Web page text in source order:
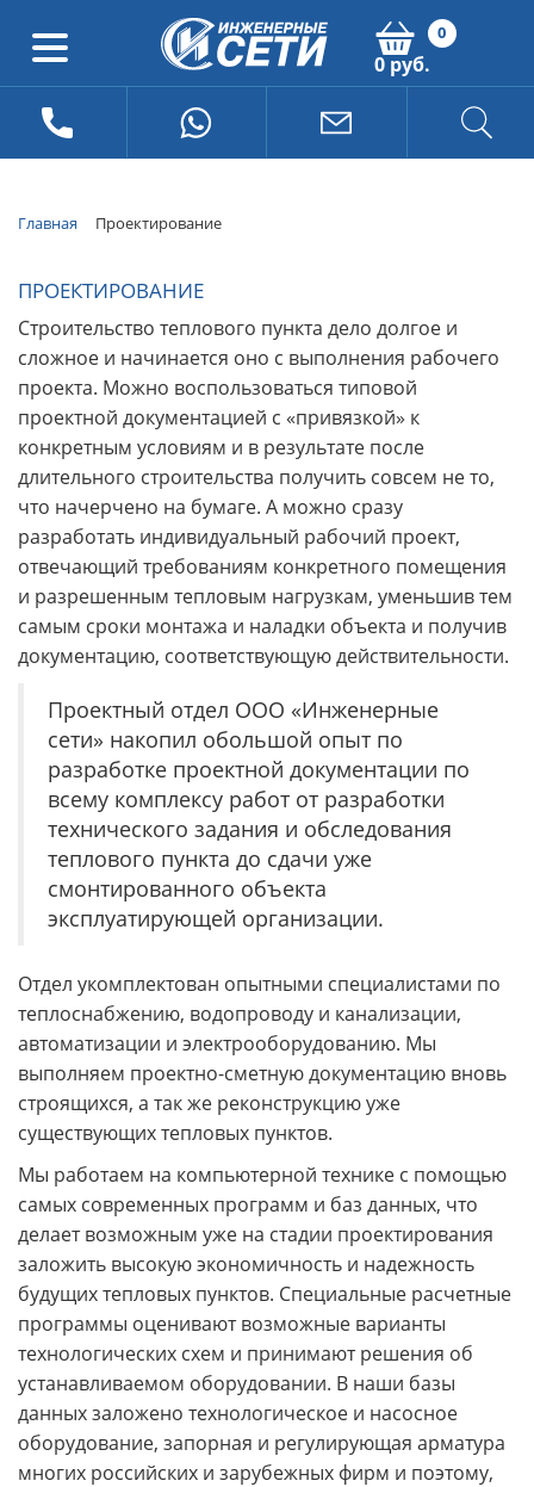
0
0 руб.
Главная Проектирование
ПРОЕКТИРОВАНИЕ
Строительство теплового пункта дело долгое и
сложное и начинается оно с выполнения рабочего
проекта. Можно воспользоваться типовой
проектной документацией с «привязкой» к
конкретным условиям и в результате после
длительного строительства получить совсем не то,
что начерчено на бумаге. А можно сразу
разработать индивидуальный рабочий проект,
отвечающий требованиям конкретного помещения
и разрешенным тепловым нагрузкам, уменьшив тем
самым сроки монтажа и наладки объекта и получив
документацию, соответствующую действительности.
Проектный отдел ООО «Инженерные
сети» накопил обольшой опыт по
разработке проектной документации по
всему комплексу работ от разработки
технического задания и обследования
теплового пункта до сдачи уже
смонтированного объекта
эксплуатирующей организации.
Отдел укомплектован опытными специалистами по
теплоснабжению, водопроводу и канализации,
автоматизации и электрооборудованию. Мы
выполняем проектно-сметную документацию вновь
строящихся, а так же реконструкцию уже
существующих тепловых пунктов.
Мы работаем на компьютерной технике с помощью
самых современных программ и баз данных, что
делает возможным уже на стадии проектирования
заложить высокую экономичность и надежность
будущих тепловых пунктов. Специальные расчетные
программы оценивают возможные варианты
технологических схем и принимают решения об
устанавливаемом оборудовании. В наши базы
данных заложено технологическое и насосное
оборудование, запорная и регулирующая арматура
многих российских и зарубежных фирм и поэтому,